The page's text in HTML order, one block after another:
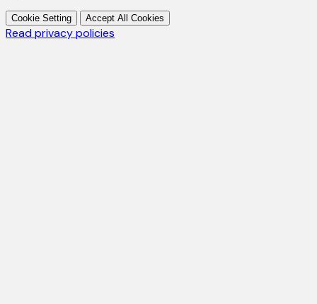
Cookie Setting Accept All Cookies
Read privacy policies